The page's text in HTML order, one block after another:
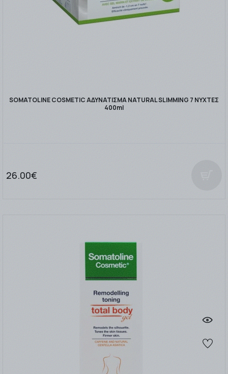
SOMATOLINE COSMETIC ΑΔΥΝΑΤΙΣΜΑ NATURAL SLIMMING 7 ΝΥΧΤΕΣ
400ml
26.00€